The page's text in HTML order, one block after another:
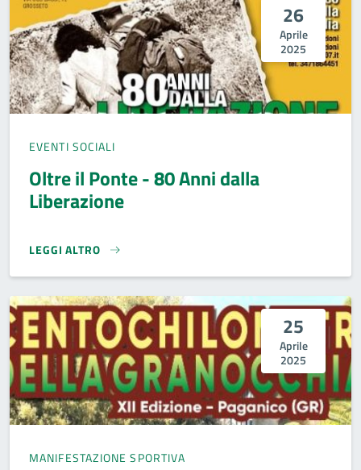
26
Aprile
2025
EVENTI SOCIALI
Oltre il Ponte - 80 Anni dalla
Liberazione
LEGGI ALTRO
OLTRE IL PONTE - 80 ANNI DALLA LIBERAZIONE }
25
Aprile
2025
MANIFESTAZIONE SPORTIVA